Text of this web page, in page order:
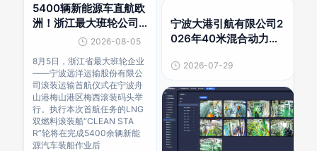
5400辆新能源车直航欧
洲！浙江最大班轮公司
进军滚装运输2026-08-05
8月5日，浙江省最大班轮企业
——宁波远洋运输股份有限公
司滚装运输首航仪式在宁波舟
山港梅山港区梅西滚装码头举
行。执行本次首航任务的LNG
双燃料滚装船“CLEAN STA
R”轮将在完成5400余辆新能
源汽车装船作业后
宁波大港引航有限公司2
026年40米混合动力钢
公告2026-07-29